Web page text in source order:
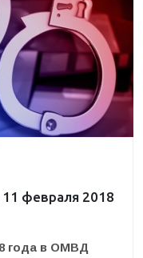
11 февраля 2018
года в ОМВД